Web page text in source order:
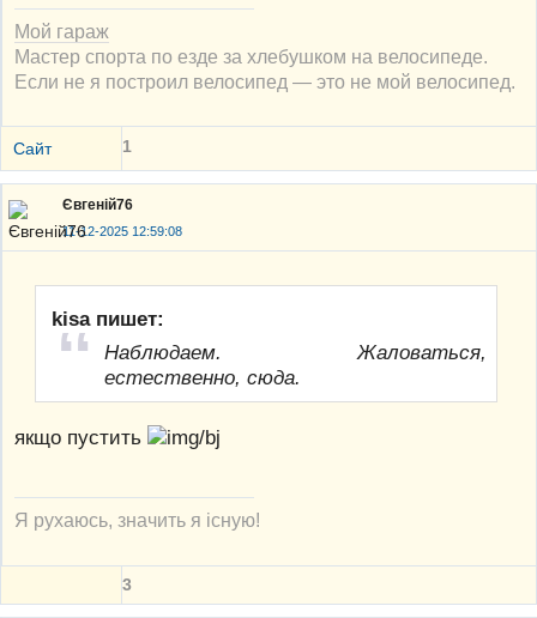
Мой гараж
Мастер спорта по езде за хлебушком на велосипеде.
Если не я построил велосипед — это не мой велосипед.
Сайт 1
Євгеній76
11-12-2025 12:59:08
kisa пишет:
Наблюдаем. Жаловаться,
естественно, сюда.
якщо пустить
Я рухаюсь, значить я існую!
3